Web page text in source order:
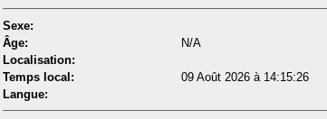
Sexe:
Âge:
N/A
Localisation:
Temps local:
09 Août 2026 à 14:15:26
Langue: